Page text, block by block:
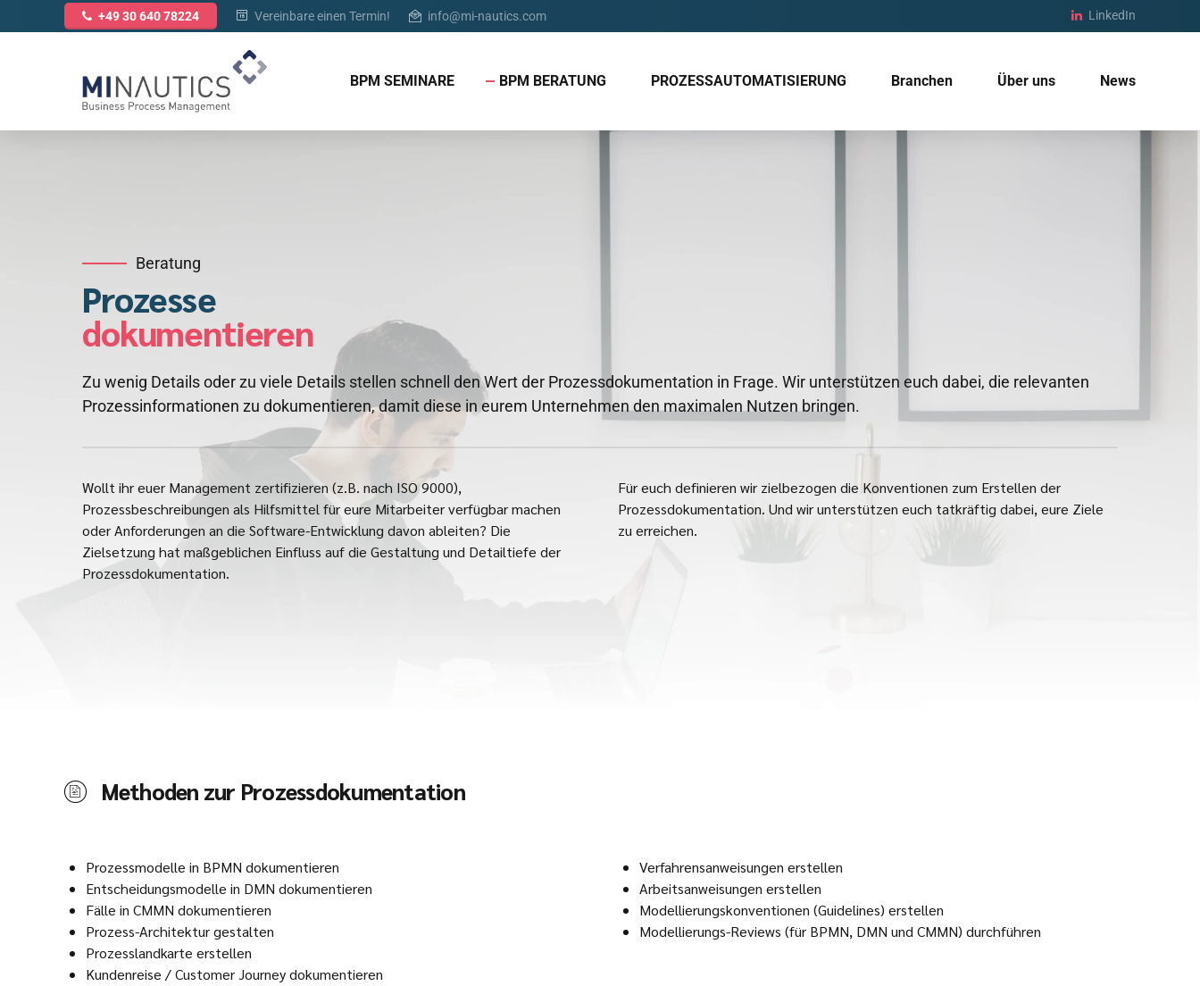
+49 30 640 78224 Vereinbare einen Termin! info@mi-nautics.com LinkedIn
BPM SEMINARE BPM BERATUNG PROZESSAUTOMATISIERUNG Branchen Über uns News
Beratung
Prozesse
dokumentieren
Zu wenig Details oder zu viele Details stellen schnell den Wert der Prozessdokumentation in Frage. Wir unterstützen euch dabei, die relevanten
Prozessinformationen zu dokumentieren, damit diese in eurem Unternehmen den maximalen Nutzen bringen.
Wollt ihr euer Management zertifizieren (z.B. nach ISO 9000),
Prozessbeschreibungen als Hilfsmittel für eure Mitarbeiter verfügbar machen
oder Anforderungen an die Software-Entwicklung davon ableiten? Die
Zielsetzung hat maßgeblichen Einfluss auf die Gestaltung und Detailtiefe der
Prozessdokumentation.
Für euch definieren wir zielbezogen die Konventionen zum Erstellen der
Prozessdokumentation. Und wir unterstützen euch tatkräftig dabei, eure Ziele
zu erreichen.
Methoden zur Prozessdokumentation
Prozessmodelle in BPMN dokumentieren
Entscheidungsmodelle in DMN dokumentieren
Fälle in CMMN dokumentieren
Prozess-Architektur gestalten
Prozesslandkarte erstellen
Kundenreise / Customer Journey dokumentieren
Verfahrensanweisungen erstellen
Arbeitsanweisungen erstellen
Modellierungskonventionen (Guidelines) erstellen
Modellierungs-Reviews (für BPMN, DMN und CMMN) durchführen